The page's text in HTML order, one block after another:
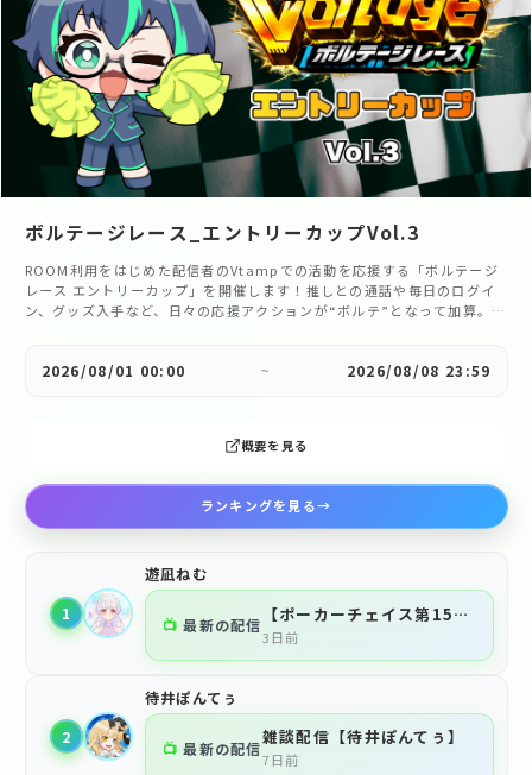
ボルテージレース_エントリーカップVol.3
ROOM利用をはじめた配信者のVtampでの活動を応援する「ボルテージ
レース エントリーカップ」を開催します！推しとの通話や毎日のログイ
ン、グッズ入手など、日々の応援アクションが“ボルテ”となって加算。推
2026/08/01 00:00 ~ 2026/08/08 23:59
概要を見る
ランキングを見る→
1
遊凪ねむ
📺 最新の配信 【ポーカーチェイス第152回けーみつ杯 遊凪ねむ視点【FMTT】
3日前
2
待井ぽんてぅ
📺 最新の配信雑談配信【待井ぽんてぅ】
7日前